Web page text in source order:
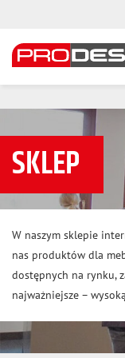
SKLEP
W naszym sklepie
nas produktów dla
dostępnych na rynku,
najważniejsze –